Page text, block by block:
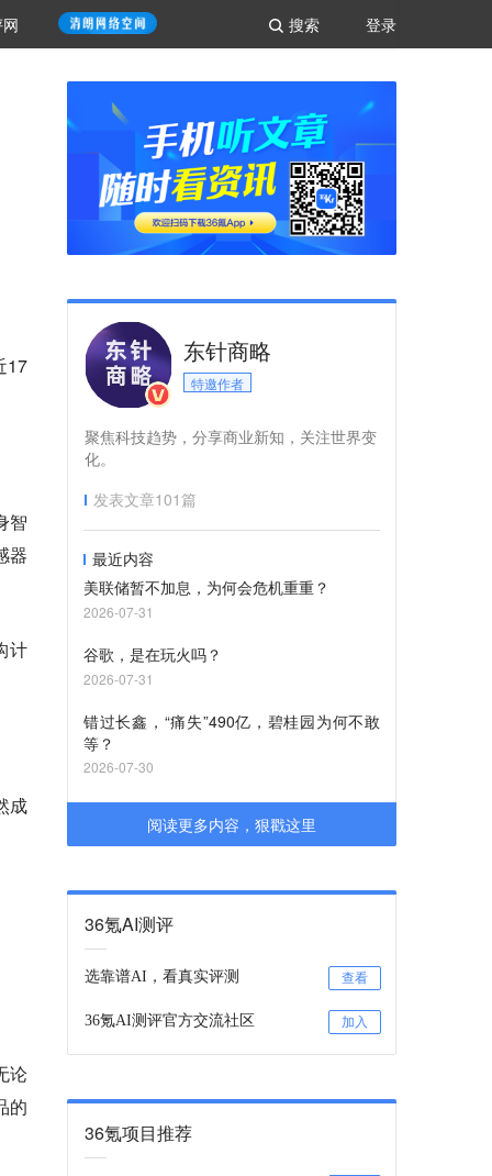
登录
搜索
17
智
器
计
成
论
的
东针商略
特邀作者
聚焦科技趋势，分享商业新知，关注世界变
化。
发表文章101篇
最近内容
美联储暂不加息，为何会危机重重？
2026-07-31
谷歌，是在玩火吗？
2026-07-31
错过长鑫，“痛失”490亿，碧桂园为何不敢
等？
2026-07-30
阅读更多内容，狠戳这里
36氪AI测评
选靠谱AI，看真实评测 查看
36氪AI测评官方交流社区 加入
36氪项目推荐